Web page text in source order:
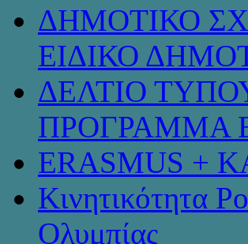
ΔΗΜΟΤΙΚΟ
ΕΙΔΙΚΟ
ΔΕΛΤΙΟ
ΠΡΟΓΡΑΜΜΑ
ERASMUS +
Κινητικότητα
Ολυμπίας